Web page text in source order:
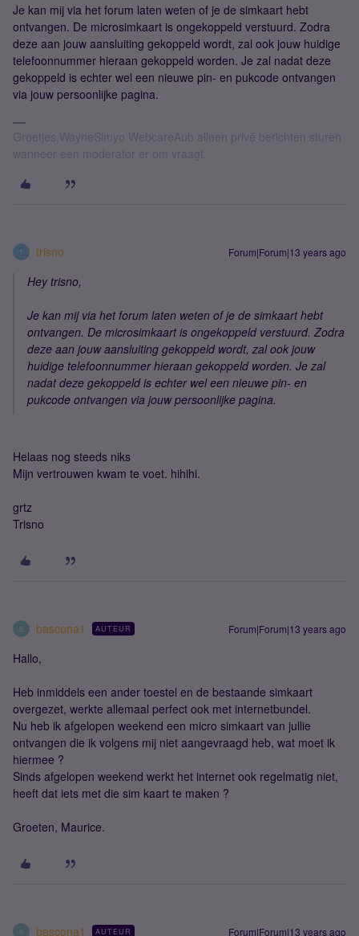
Je kan mij via het forum laten weten of je de simkaart hebt
ontvangen. De microsimkaart is ongekoppeld verstuurd. Zodra
deze aan jouw aansluiting gekoppeld wordt, zal ook jouw huidige
telefoonnummer hieraan gekoppeld worden. Je zal nadat deze
gekoppeld is echter wel een nieuwe pin- en pukcode ontvangen
via jouw persoonlijke pagina.
Groetjes,WayneSimyo WebcareAub alleen privé berichten sturen
wanneer een moderator er om vraagt.
T trisno Forum|Forum|13 years ago
Hey trisno,
Je kan mij via het forum laten weten of je de simkaart hebt
ontvangen. De microsimkaart is ongekoppeld verstuurd. Zodra
deze aan jouw aansluiting gekoppeld wordt, zal ook jouw
huidige telefoonnummer hieraan gekoppeld worden. Je zal
nadat deze gekoppeld is echter wel een nieuwe pin- en
pukcode ontvangen via jouw persoonlijke pagina.
Helaas nog steeds niks
Mijn vertrouwen kwam te voet. hihihi.
grtz
Trisno
B bascona1 AUTEUR Forum|Forum|13 years ago
Hallo,
Heb inmiddels een ander toestel en de bestaande simkaart
overgezet, werkte allemaal perfect ook met internetbundel.
Nu heb ik afgelopen weekend een micro simkaart van jullie
ontvangen die ik volgens mij niet aangevraagd heb, wat moet ik
hiermee ?
Sinds afgelopen weekend werkt het internet ook regelmatig niet,
heeft dat iets met die sim kaart te maken ?
Groeten, Maurice.
B bascona1 AUTEUR Forum|Forum|13 years ago